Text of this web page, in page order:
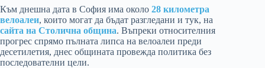
Към днешна дата в София има около 28 километра
велоалеи, които могат да бъдат разгледани и тук, на
сайта на Столична община. Въпреки относителния
прогрес спрямо пълната липса на велоалеи преди
десетилетия, днес общината провежда политика без
последователни цели.